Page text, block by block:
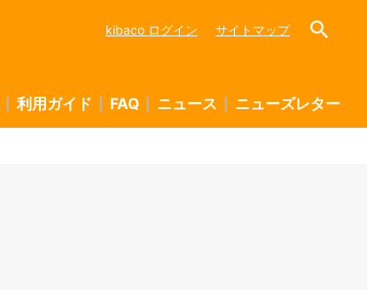
kibaco ログイン サイトマップ
利用ガイド FAQ ニュース ニューズレター